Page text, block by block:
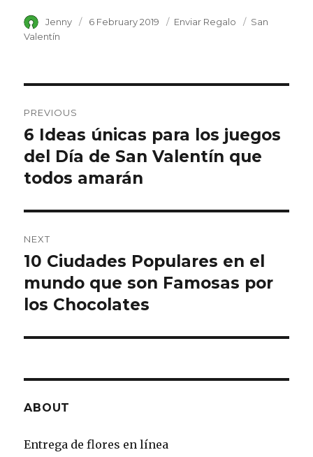
Author
Jenny
Posted
6 February 2019 Category
Enviar Regalo Tags
San
Valentín
navigation
PREVIOUS
Previous
post:
6 Ideas únicas para los juegos
del Día de San Valentín que
todos amarán
NEXT
Next
post:
10 Ciudades Populares en el
mundo que son Famosas por
los Chocolates
ABOUT
Entrega de flores en línea